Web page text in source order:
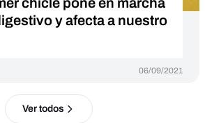
y afecta a nuestro
06/09/2021
Ver todos